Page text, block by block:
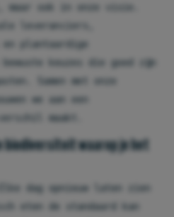
ook in onze visie.
leveranciers,
en plantaardige
keuzes die goed zijn
Samen met onze
we aan een
maakt.
biodiversiteit waarop je het
dag opnieuw laten zien
eten de standaard kan